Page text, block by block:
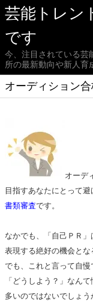
芸能トレン
です
今、注目されている芸
所の最新動向や新人育
オーディション合
オーデ
目指すあなたにとって
書類審査です。
なかでも、「自己ＰＲ」
表現する絶好の機会とな
でも、これと言って自慢
「どうしよう？」なん
多いのではないでしょう